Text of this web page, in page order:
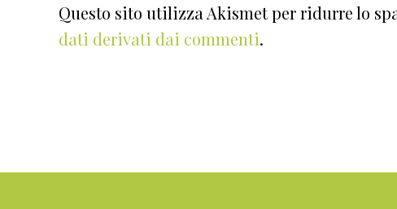
Questo sito utilizza Akismet per ridurre lo
dati derivati dai commenti.